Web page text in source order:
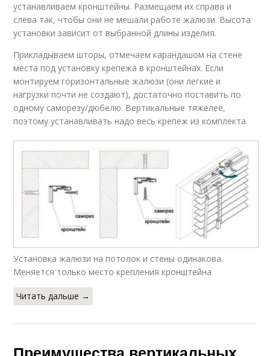
устанавливаем кронштейны. Размещаем их справа и
слева так, чтобы они не мешали работе жалюзи. Высота
установки зависит от выбранной длины изделия.
Прикладываем шторы, отмечаем карандашом на стене
места под установку крепежа в кронштейнах. Если
монтируем горизонтальные жалюзи (они легкие и
нагрузки почти не создают), достаточно поставить по
одному саморезу/дюбелю. Вертикальные тяжелее,
поэтому устанавливать надо весь крепеж из комплекта.
Установка жалюзи на потолок и стены одинакова.
Меняется только место крепления кронштейна
Читать дальше →